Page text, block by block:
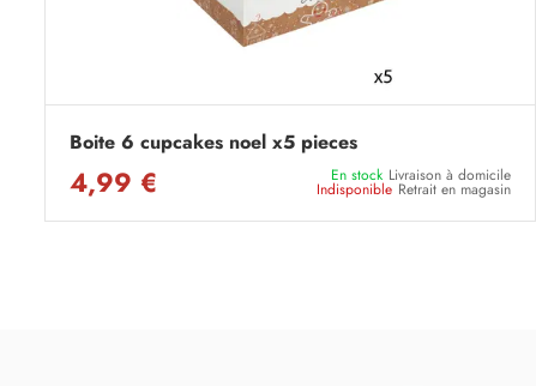
Boite 6 cupcakes noel x5 pieces
4,99 € En stock Livraison à domicile
Indisponible Retrait en magasin